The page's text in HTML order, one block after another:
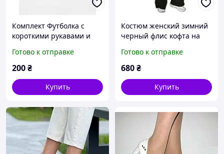
Комплект Футболка с
короткими рукавами и
см 11-12 лет
Готово к отправке
200₴
Купить
Костюм женский зимний
черный флис кофта на
размер 52 54
Готово к отправке
680₴
Купить